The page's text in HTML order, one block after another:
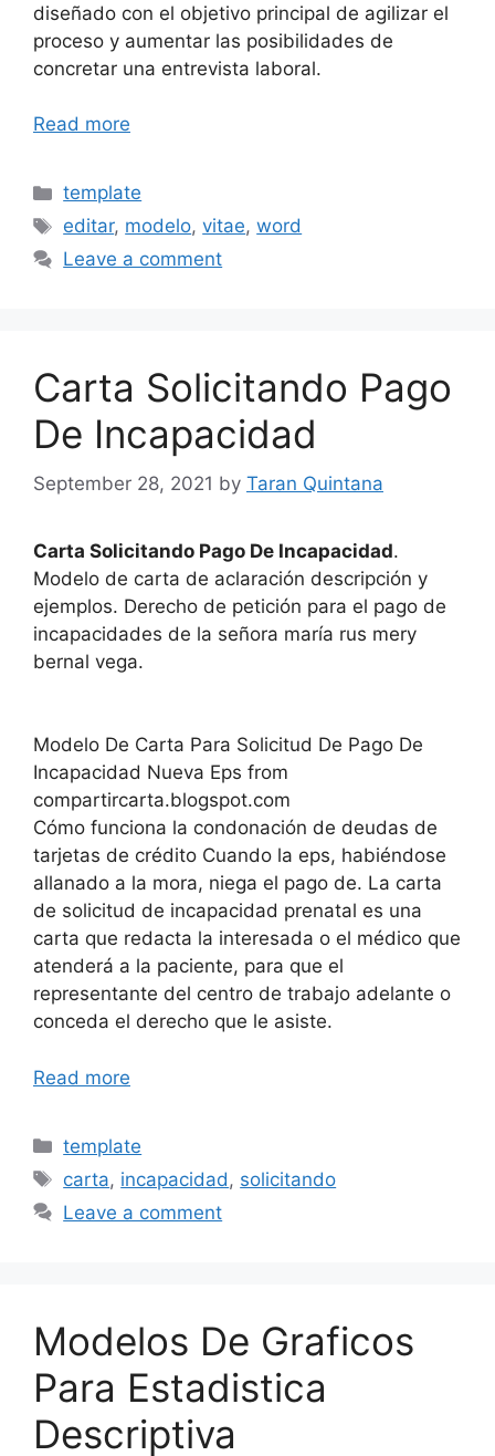
diseñado con el objetivo principal de agilizar el
proceso y aumentar las posibilidades de
concretar una entrevista laboral.
Read more
Categories
template
Tags
editar, modelo,vitae,word
Leave a comment
Carta Solicitando Pago
De Incapacidad
September 28, 2021 by Taran Quintana
Carta Solicitando Pago De Incapacidad.
Modelo de carta de aclaración descripción y
ejemplos. Derecho de petición para el pago de
incapacidades de la señora maría rus mery
bernal vega.
Modelo De Carta Para Solicitud De Pago De
Incapacidad Nueva Eps from
compartircarta.blogspot.com
Cómo funciona la condonación de deudas de
tarjetas de crédito Cuando la eps, habiéndose
allanado a la mora, niega el pago de. La carta
de solicitud de incapacidad prenatal es una
carta que redacta la interesada o el médico que
atenderá a la paciente, para que el
representante del centro de trabajo adelante o
conceda el derecho que le asiste.
Read more
Categories
template
Tags
carta, incapacidad , solicitando
Leave a comment
Modelos De Graficos
Para Estadistica
Descriptiva